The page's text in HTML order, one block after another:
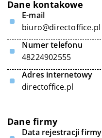
Dane kontakowe
E-mail
biuro@directoffice.pl
Numer telefonu
48224902555
Adres internetowy
directoffice.pl
Dane firmy
Data rejestracji firmy